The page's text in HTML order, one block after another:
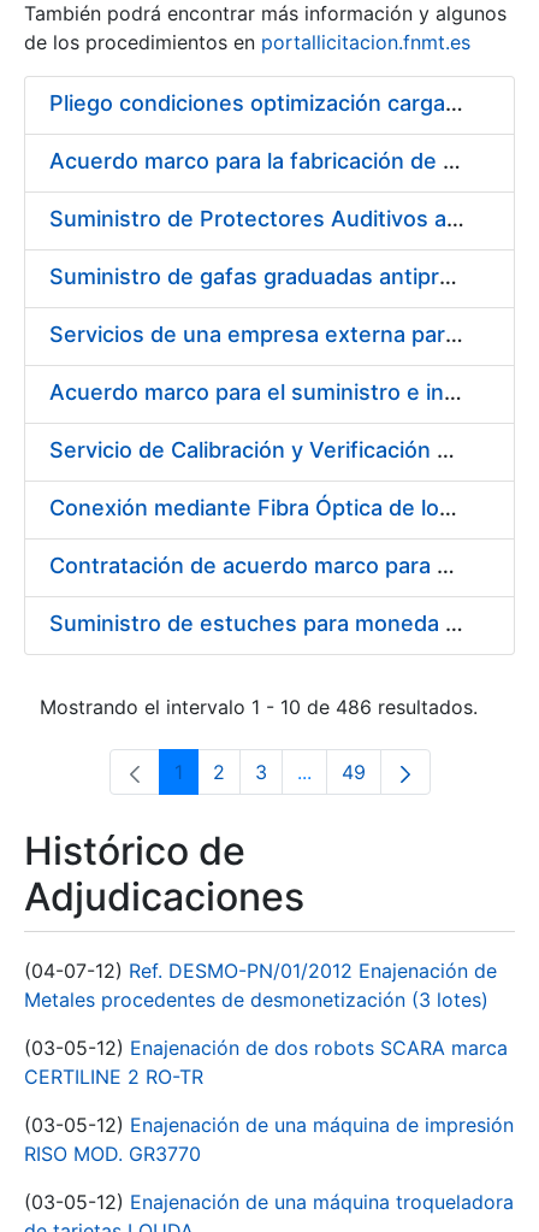
También podrá encontrar más información y algunos
de los procedimientos en portallicitacion.fnmt.es
Pliego condiciones optimización cargas compras firmado
Acuerdo marco para la fabricación de piezas
Suministro de Protectores Auditivos a medida para las personas trabajadoras de los Centros de Trabajo de Madrid y Burgos
Suministro de gafas graduadas antiproyecciones para los trabajadores de la FNMT-RCM en los centros de trabajo de Madrid y Burgos
Servicios de una empresa externa para el asesoramiento y resolución de los recursos de alzada que se presentan relacionados con procesos de selección para la FNMT-RCM
Acuerdo marco para el suministro e instalación de persianas, estores y otros complementos
Servicio de Calibración y Verificación Externa de los Equipos de Medición del Servicio de Prevención de la FNMT-RCM
Conexión mediante Fibra Óptica de los Centros de Proceso de Datos (CPDs) de las sedes de la FNMT-RCM de Burgos y Madrid
Contratación de acuerdo marco para el Suministro de Material de Electricidad para la Fábrica Nacional de Moneda y Timbre-Real Casa de la Moneda en su centro de trabajo de Burgos
Suministro de estuches para moneda de 30 €
Mostrando el intervalo 1 - 10 de 486 resultados.
Página
1 Página
2 Página
3 ...Páginas intermedias Use
Página
49
Histórico de
Adjudicaciones
(04-07-12) Ref. DESMO-PN/01/2012 Enajenación de
Metales procedentes de desmonetización (3 lotes)
(03-05-12) Enajenación de dos robots SCARA marca
CERTILINE 2 RO-TR
(03-05-12) Enajenación de una máquina de impresión
RISO MOD. GR3770
(03-05-12) Enajenación de una máquina troqueladora